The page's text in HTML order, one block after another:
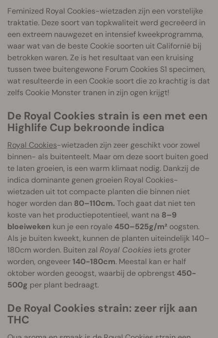
Feminized Royal Cookies-wietzaden zijn een vorstelijke
traktatie. Deze soort van topkwaliteit werd gecreëerd in
een extreem nauwgezet en intensief kweekprogramma,
waar wat van de beste Cookie soorten uit Californië bij
betrokken waren. Ze is het resultaat van een kruising
tussen twee buitengewone Forum Cookies S1 specimen,
wat resulteerde in een Cookie soort die zo krachtig is dat
zelfs Cookie Monster tranen in zijn ogen krijgt!
De Royal Cookies strain is een met een
Highlife Cup bekroonde indica
Royal Cookies-wietzaden zijn zeer geschikt voor zowel
binnen- als buitenteelt. Maar om deze soort buiten goed
te laten groeien, is een warm klimaat nodig. Dankzij de
indica dominante genen groeien Royal Cookies-
wietzaden uit tot compacte planten die binnen niet
hoger worden dan 80–110cm. Toch gaat dat niet ten
koste van het productiepotentieel, want na 8–9
bloeiweken kun je een royale 450–525g/m² oogsten.
Als je buiten kweekt, kunnen de planten uiteindelijk 140–
180cm worden. Buiten zal Royal Cookies iets groter
worden, ongeveer140-180cm. Meestal kan er half
oktober worden geoogst, waarbij de opbrengst 450-
500g per plant bedraagt.
De Royal Cookies strain: zeer rijk aan
THC